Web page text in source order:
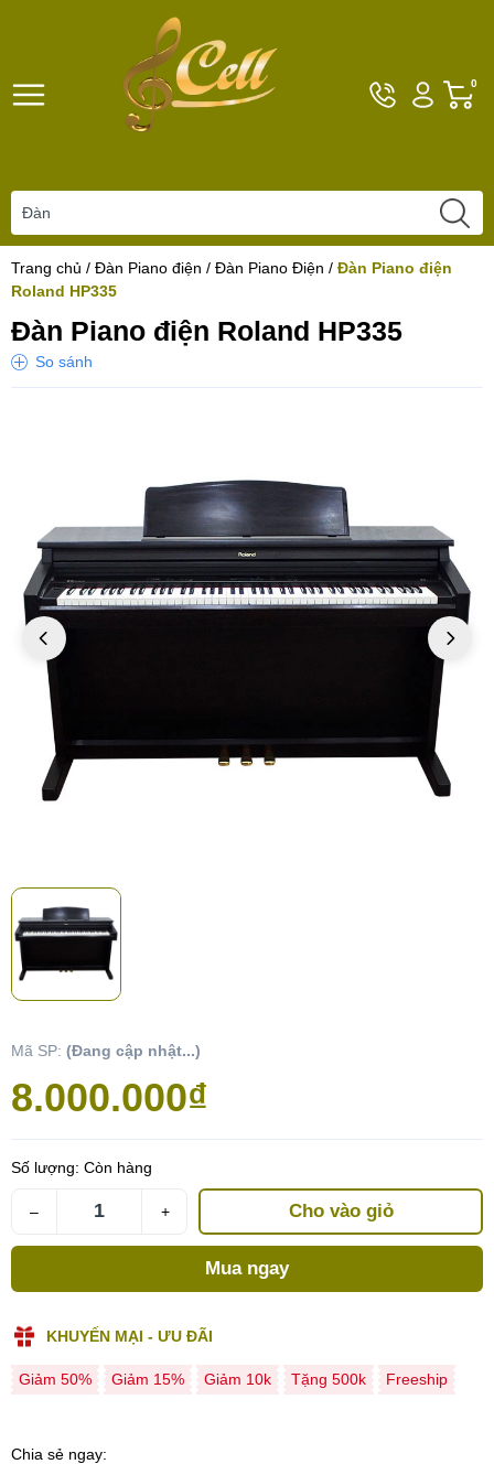
Hotline
0961017926
Tài
khoản
0
Trang chủ / Đàn Piano điện / Đàn Piano Điện / Đàn Piano điện
Roland HP335
Đàn Piano điện Roland HP335
So sánh
Mã SP: (Đang cập nhật...)
8.000.000₫
Số lượng: Còn hàng
– + Cho vào giỏ
Mua ngay
KHUYẾN MẠI - ƯU ĐÃI
Giảm 50% Giảm 15% Giảm 10k Tặng 500k Freeship
Chia sẻ ngay: